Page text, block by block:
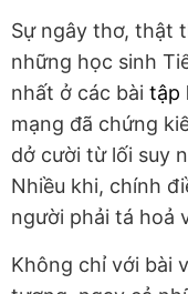
Sự ngây thơ, thật
những học sinh
nhất ở các bài tập
mạng đã chứng
dở cười từ lối suy
Nhiều khi, chính
người phải tá hoả
Không chỉ với bài